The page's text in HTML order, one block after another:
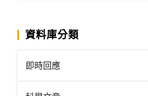
資料庫分類
即時回應